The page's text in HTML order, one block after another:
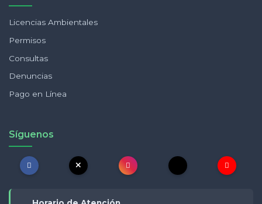
Licencias Ambientales
Permisos
Consultas
Denuncias
Pago en Línea
Síguenos